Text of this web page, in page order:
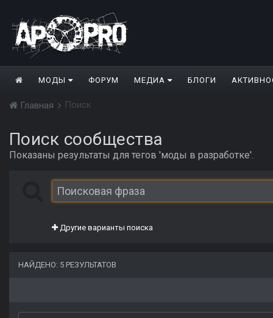
МОДЫ ФОРУМ МЕДИА БЛОГИ
Главная Поиск
Поиск сообщества
Показаны результаты для тегов 'моды в разработке'.
Другие варианты поиска
НАЙДЕНО: 5 РЕЗУЛЬТАТОВ